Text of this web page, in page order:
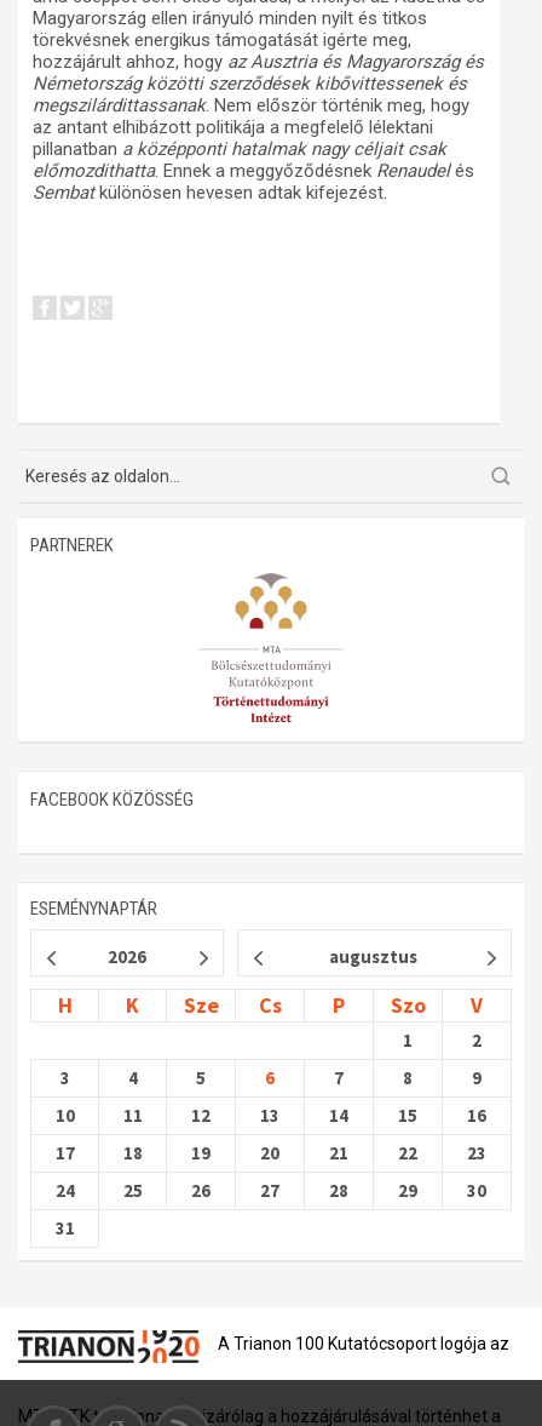
Magyarország ellen irányuló minden nyilt és titkos
törekvésnek energikus támogatását igérte meg,
hozzájárult ahhoz, hogy az Ausztria és Magyarország és
Németország közötti szerződések kibővittessenek és
megszilárdittassanak. Nem először történik meg, hogy
az antant elhibázott politikája a megfelelő lélektani
pillanatban a középponti hatalmak nagy céljait csak
előmozdithatta. Ennek a meggyőződésnek Renaudelés
Sembatkülönösen hevesen adtak kifejezést.
PARTNEREK
FACEBOOK KÖZÖSSÉG
ESEMÉNYNAPTÁR
2026 augusztus
H K Sze Cs P Szo V
1
2
3
4 5 6 7 8
9
10
11 12 13 14 15
16
17
18 19 20 21 22
23
24
25 26 27 28 29
30
31
A Trianon 100 Kutatócsoport logója az
MTA BTK tulajdona, és kizárólag a hozzájárulásával történhet a